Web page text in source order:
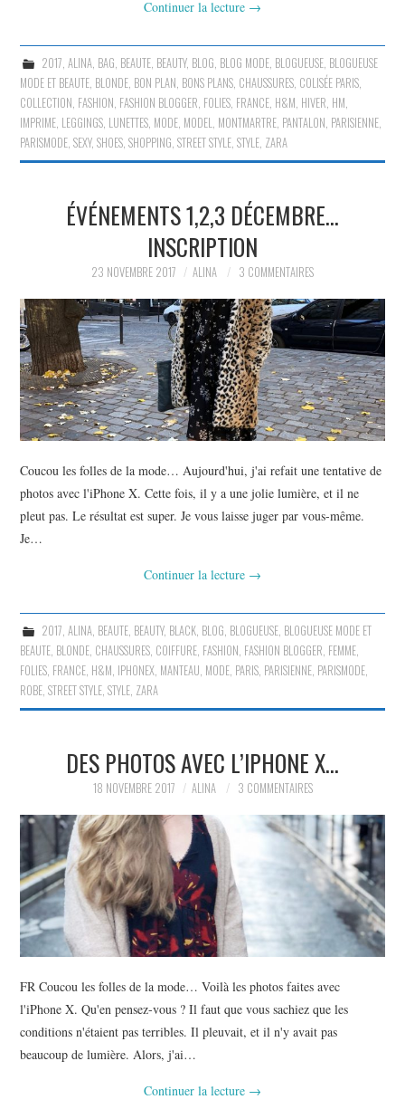
Continuer la lecture →
2017, ALINA, BAG, BEAUTE, BEAUTY, BLOG, BLOG MODE, BLOGUEUSE, BLOGUEUSE
MODE ET BEAUTE, BLONDE, BON PLAN, BONS PLANS, CHAUSSURES, COLISÉE PARIS,
COLLECTION, FASHION, FASHION BLOGGER, FOLIES, FRANCE, H&M, HIVER, HM,
IMPRIME, LEGGINGS, LUNETTES, MODE, MODEL, MONTMARTRE, PANTALON, PARISIENNE,
PARISMODE,SEXY,SHOES,SHOPPING,STREET STYLE,STYLE, ZARA
ÉVÉNEMENTS 1,2,3 DÉCEMBRE…
INSCRIPTION
23 NOVEMBRE 2017 ALINA 3 COMMENTAIRES
Coucou les folles de la mode… Aujourd'hui, j'ai refait une tentative de
photos avec l'iPhone X. Cette fois, il y a une jolie lumière, et il ne
pleut pas. Le résultat est super. Je vous laisse juger par vous-même.
Je…
Continuer la lecture →
2017, ALINA, BEAUTE, BEAUTY, BLACK, BLOG, BLOGUEUSE, BLOGUEUSE MODE ET
BEAUTE, BLONDE, CHAUSSURES, COIFFURE, FASHION, FASHION BLOGGER, FEMME,
FOLIES, FRANCE, H&M, IPHONEX, MANTEAU, MODE, PARIS, PARISIENNE, PARISMODE,
ROBE,STREET STYLE,STYLE, ZARA
DES PHOTOS AVEC L’IPHONE X…
18 NOVEMBRE 2017 ALINA 3 COMMENTAIRES
FR Coucou les folles de la mode… Voilà les photos faites avec
l'iPhone X. Qu'en pensez-vous ? Il faut que vous sachiez que les
conditions n'étaient pas terribles. Il pleuvait, et il n'y avait pas
beaucoup de lumière. Alors, j'ai…
Continuer la lecture →